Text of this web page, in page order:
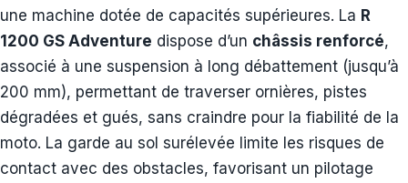
une machine dotée de capacités supérieures. La R
1200 GS Adventure dispose d’un châssis renforcé,
associé à une suspension à long débattement (jusqu’à
200 mm), permettant de traverser ornières, pistes
dégradées et gués, sans craindre pour la fiabilité de la
moto. La garde au sol surélevée limite les risques de
contact avec des obstacles, favorisant un pilotage